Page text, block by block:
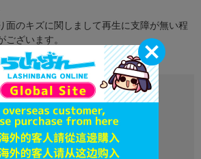
面のキズに関しまして再生に支障が無い程
ざいます。
チラ
4580694044161
L05610765
ゲーム